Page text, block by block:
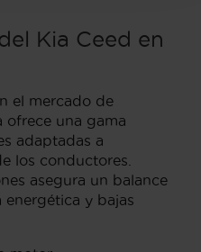
Kia Ceed en
el mercado de
ofrece una gama
adaptadas a
los conductores.
asegura un balance
energética y bajas